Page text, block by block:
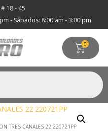
18 - 45
- Sábados: 8:00 am - 3:00 pm
0
TRES CANALES 22 220721PP